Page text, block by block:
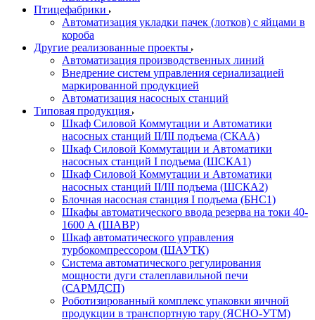
Птицефабрики
Автоматизация укладки пачек (лотков) с яйцами в
короба
Другие реализованные проекты
Автоматизация производственных линий
Внедрение систем управления сериализацией
маркированной продукцией
Автоматизация насосных станций
Типовая продукция
Шкаф Силовой Коммутации и Автоматики
насосных станций II/III подъема (СКАА)
Шкаф Силовой Коммутации и Автоматики
насосных станций I подъема (ШСКА1)
Шкаф Силовой Коммутации и Автоматики
насосных станций II/III подъема (ШСКА2)
Блочная насосная станция I подъема (БНС1)
Шкафы автоматического ввода резерва на токи 40-
1600 А (ШАВР)
Шкаф автоматического управления
турбокомпрессором (ШАУТК)
Система автоматического регулирования
мощности дуги сталеплавильной печи
(САРМДСП)
Роботизированный комплекс упаковки яичной
продукции в транспортную тару (ЯСНО-УТМ)